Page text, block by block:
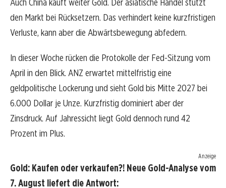
Auch China kauft weiter Gold. Der asiatische Handel stützt
den Markt bei Rücksetzern. Das verhindert keine kurzfristigen
Verluste, kann aber die Abwärtsbewegung abfedern.
In dieser Woche rücken die Protokolle der Fed-Sitzung vom
April in den Blick. ANZ erwartet mittelfristig eine
geldpolitische Lockerung und sieht Gold bis Mitte 2027 bei
6.000 Dollar je Unze. Kurzfristig dominiert aber der
Zinsdruck. Auf Jahressicht liegt Gold dennoch rund 42
Prozent im Plus.
Anzeige
Gold: Kaufen oder verkaufen?! Neue Gold-Analyse vom
7. August liefert die Antwort: